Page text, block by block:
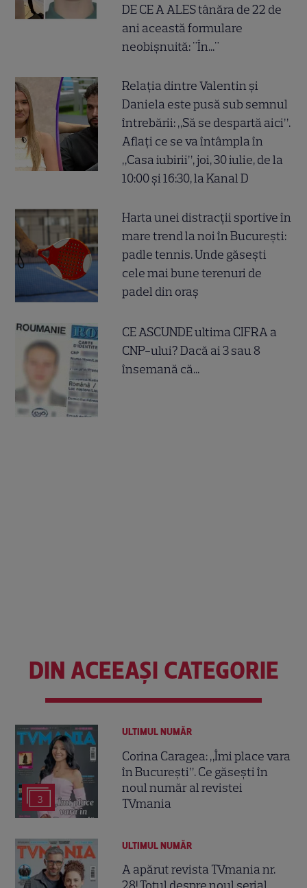
DE CE A ALES tânăra de 22 de
ani această formulare
neobișnuită: "În..."
Relația dintre Valentin și
Daniela este pusă sub semnul
întrebării: „Să se despartă aici”.
Aflați ce se va întâmpla în
„Casa iubirii”, joi, 30 iulie, de la
10:00 și 16:30, la Kanal D
Harta unei distracții sportive în
mare trend la noi în București:
padle tennis. Unde găsești
cele mai bune terenuri de
padel din oraș
CE ASCUNDE ultima CIFRA a
CNP-ului? Dacă ai 3 sau 8
însemană că...
DIN ACEEAȘI CATEGORIE
3
ULTIMUL NUMĂR
Corina Caragea: „Îmi place vara
în București”. Ce găsești în
noul număr al revistei
TVmania
ULTIMUL NUMĂR
A apărut revista TVmania nr.